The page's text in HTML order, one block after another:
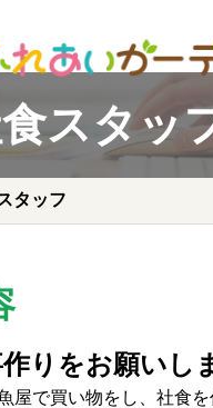
スタッ
タッフ
りをお願いし
屋で買い物をし、社食